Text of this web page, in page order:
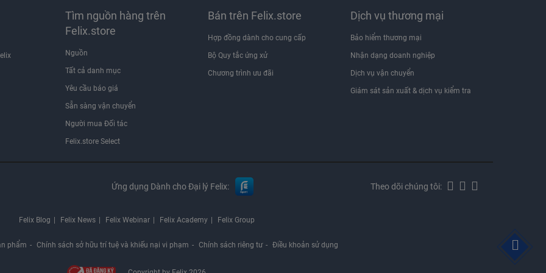
Tìm nguồn hàng trên
Felix.store
Nguồn
Tất cả danh mục
Yêu cầu báo giá
Sẵn sàng vận chuyển
Người mua Đối tác
Felix.store Select
Bán trên Felix.store
Hợp đồng dành cho cung cấp
Bộ Quy tắc ứng xử
Chương trình ưu đãi
Dịch vụ thương mại
Bảo hiểm thương mại
Nhận dạng doanh nghiệp
Dịch vụ vận chuyển
Giám sát sản xuất & dịch vụ kiểm tra
Ứng dụng Dành cho Đại lý Felix: Theo dõi chúng tôi:
Felix Blog Felix News Felix Webinar Felix Academy Felix Group
phẩm Chính sách sở hữu trí tuệ và khiếu nại vi phạm Chính sách riêng tư Điều khoản sử dụng